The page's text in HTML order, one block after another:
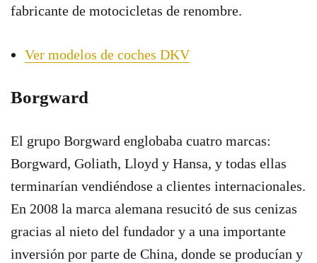
fabricante de motocicletas de renombre.
Ver modelos de coches DKV
Borgward
El grupo Borgward englobaba cuatro marcas:
Borgward, Goliath, Lloyd y Hansa, y todas ellas
terminarían vendiéndose a clientes internacionales.
En 2008 la marca alemana resucitó de sus cenizas
gracias al nieto del fundador y a una importante
inversión por parte de China, donde se producían y